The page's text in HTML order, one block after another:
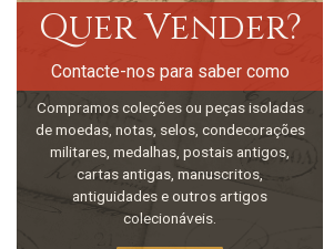
Quer Vender?
Contacte-nos para saber como
Compramos coleções ou peças isoladas
de moedas, notas, selos, condecorações
militares, medalhas, postais antigos,
cartas antigas, manuscritos,
antiguidades e outros artigos
colecionáveis.